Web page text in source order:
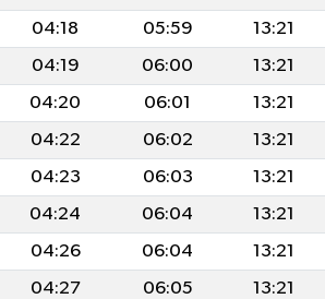
04:18 05:59 13:21
04:19 06:00 13:21
04:20 06:01 13:21
04:22 06:02 13:21
04:23 06:03 13:21
04:24 06:04 13:21
04:26 06:04 13:21
04:27 06:05 13:21